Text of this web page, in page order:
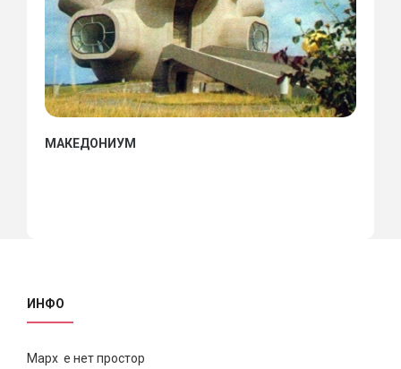
МАКЕДОНИУМ
ИНФО
Марх е нет простор